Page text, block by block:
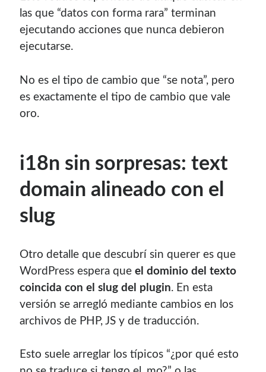
Descuentos
con el mantenimiento de este sitio:
Si deseas vender publicidad en tu propio blog o página
monetizar tu página.
Enlaces de mi sitio viejo
las que “datos con forma rara” terminan
ejecutando acciones que nunca debieron
ejecutarse.
No es el tipo de cambio que “se nota”, pero
es exactamente el tipo de cambio que vale
oro.
i18n sin sorpresas: text
domain alineado con el
slug
Otro detalle que descubrí sin querer es que
WordPress espera queel dominio del texto
coincida con el slug del plugin. En esta
versión se arregló mediante cambios en los
archivos de PHP, JS y de traducción.
Esto suele arreglar los típicos “¿por qué esto